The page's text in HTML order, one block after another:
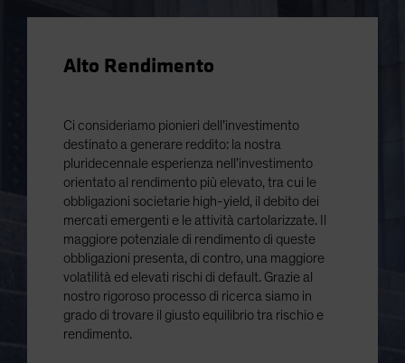
Alto Rendimento
Ci consideriamo pionieri dell’investimento
destinato a generare reddito: la nostra
pluridecennale esperienza nell’investimento
orientato al rendimento più elevato, tra cui le
obbligazioni societarie high-yield, il debito dei
mercati emergenti e le attività cartolarizzate. Il
maggiore potenziale di rendimento di queste
obbligazioni presenta, di contro, una maggiore
volatilità ed elevati rischi di default. Grazie al
nostro rigoroso processo di ricerca siamo in
grado di trovare il giusto equilibrio tra rischio e
rendimento.